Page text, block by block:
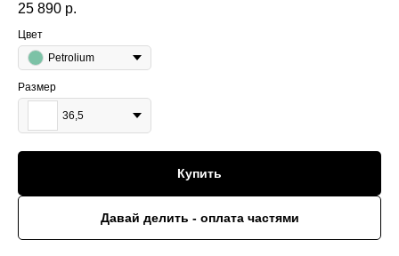
25 890 р.
Цвет
Petrolium
Размер
36,5
Купить
Давай делить - оплата частями